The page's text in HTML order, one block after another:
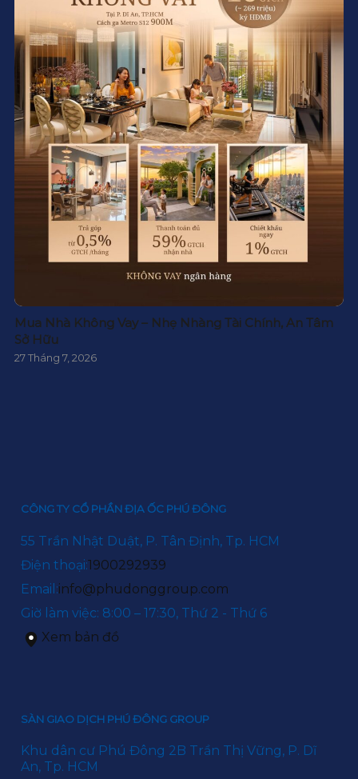
Mua Nhà Không Vay – Nhẹ Nhàng Tài Chính, An Tâm
Sở Hữu
27 Tháng 7, 2026
CÔNG TY CỔ PHẦN ĐỊA ỐC PHÚ ĐÔNG
55 Trần Nhật Duật, P. Tân Định, Tp. HCM
Điện thoại:1900292939
Email:info@phudonggroup.com
Giờ làm việc: 8:00 – 17:30, Thứ 2 - Thứ 6
Xem bản đồ
SÀN GIAO DỊCH PHÚ ĐÔNG GROUP
Khu dân cư Phú Đông 2B Trần Thị Vững, P. Dĩ
An, Tp. HCM